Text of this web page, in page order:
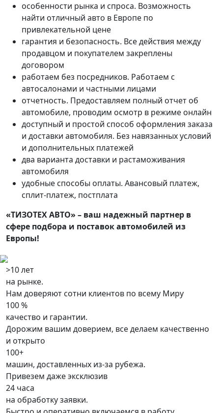
особенности рынка и спроса. Возможность
найти отличный авто в Европе по
привлекательной цене
гарантия и безопасность. Все действия между
продавцом и покупателем закреплены
договором
работаем без посредников. Работаем с
автосалонами и частными лицами
отчетность. Предоставляем полный отчет об
автомобиле, проводим осмотр в режиме онлайн
доступный и простой способ оформления заказа
и доставки автомобиля. Без навязанных условий
и дополнительных платежей
два варианта доставки и растаможивания
автомобиля
удобные способы оплаты. Авансовый платеж,
сплит-платеж, постплата
«ТИЗОТЕХ АВТО» – ваш надежный партнер в
сфере подбора и поставок автомобилей из
Европы!
>10 лет
на рынке.
Нам доверяют сотни клиентов по всему Миру
100 %
качество и гарантии.
Дорожим вашим доверием, все делаем качественно
и открыто
100+
машин, доставленных из-за рубежа.
Привезем даже эксклюзив
24 часа
на обработку заявки.